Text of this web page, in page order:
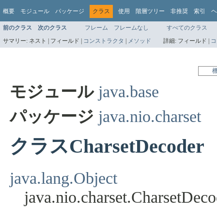
概要 モジュール パッケージ クラス 使用 階層ツリー 非推奨 索引
前のクラス 次のクラス フレーム フレームなし
すべてのクラス
サマリー: ネスト | フィールド | コンストラクタ | メソッド 詳細: フィールド |
モジュール java.base
パッケージ java.nio.charset
クラスCharsetDecoder
java.lang.Object